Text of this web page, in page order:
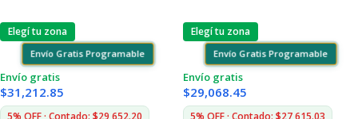
Elegí tu zona
Envío Gratis Programable
Envío gratis
$31,212.85
5% OFF · Contado: $29,652.20
Elegí tu zona
Envío Gratis Programable
Envío gratis
$29,068.45
5% OFF · Contado: $27,615.03